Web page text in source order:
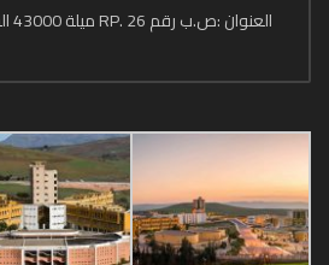
العنوان :ص.ب رقم 26 .RP ميلة 43000 الجزائر